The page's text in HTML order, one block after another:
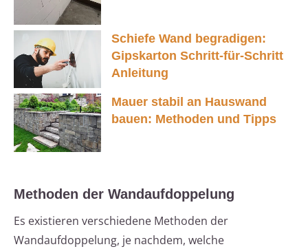
Schiefe Wand begradigen:
Gipskarton Schritt-für-Schritt
Anleitung
Mauer stabil an Hauswand
bauen: Methoden und Tipps
Methoden der Wandaufdoppelung
Es existieren verschiedene Methoden der
Wandaufdoppelung, je nachdem, welche